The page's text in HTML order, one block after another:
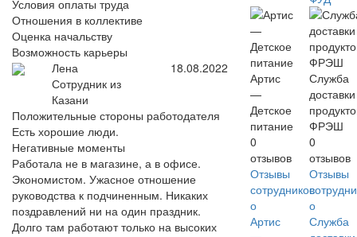
Условия оплаты труда
Отношения в коллективе
Оценка начальству
Возможность карьеры
Лена
Сотрудник из
Казани
18.08.2022
Положительные стороны работодателя
Есть хорошие люди.
Негативные моменты
Работала не в магазине, а в офисе.
Экономистом. Ужасное отношение
руководства к подчиненным. Никаких
поздравлений ни на один праздник.
Долго там работают только на высоких
Артис
—
Детское
питание
0
отзывов
Отзывы
сотрудников
о
Артис
Служба
доставки
ФРЭШ
0
отзывов
Отзывы
о
Служба